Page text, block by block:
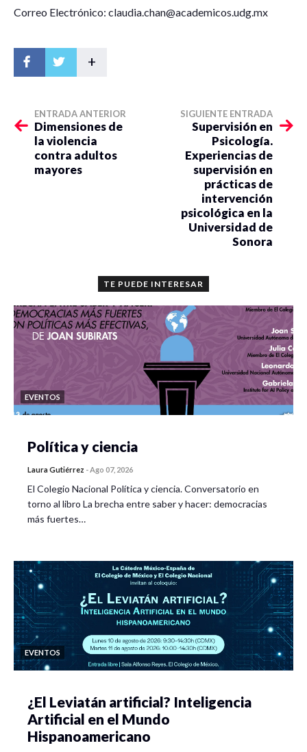
Correo Electrónico: claudia.chan@academicos.udg.mx
+
ENTRADA ANTERIOR
Dimensiones de
la violencia
contra adultos
mayores
SIGUIENTE ENTRADA
Supervisión en
Psicología.
Experiencias de
supervisión en
prácticas de
intervención
psicológica en la
Universidad de
Sonora
TE PUEDE INTERESAR
EVENTOS
Política y ciencia
Laura Gutiérrez -Ago 07, 2026
El Colegio Nacional Política y ciencia. Conversatorio en
torno al libro La brecha entre saber y hacer: democracias
más fuertes…
EVENTOS
¿El Leviatán artificial? Inteligencia
Artificial en el Mundo
Hispanoamericano